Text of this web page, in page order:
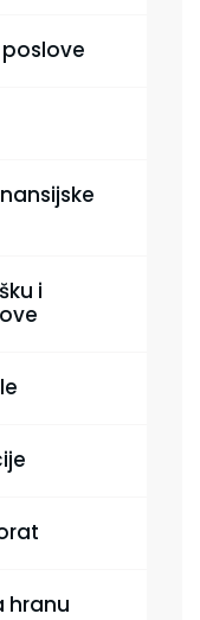
i
hranu